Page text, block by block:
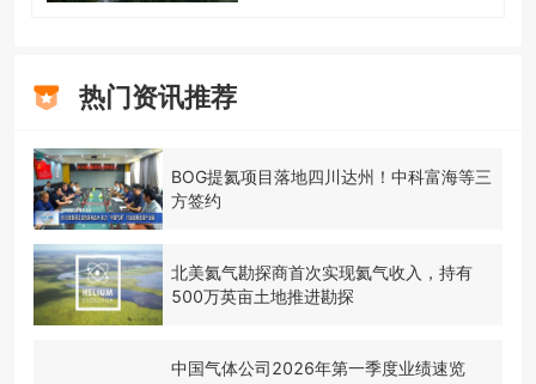
热门资讯推荐
BOG提氦项目落地四川达州！中科富海等三
方签约
北美氦气勘探商首次实现氦气收入，持有
500万英亩土地推进勘探
中国气体公司2026年第一季度业绩速览